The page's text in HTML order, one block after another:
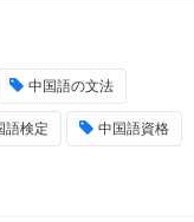
中国語の文法
語検定 中国語資格